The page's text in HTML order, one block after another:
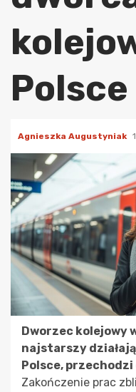
Polsce
Agnieszka Augustyniak
Dworzec kolejowy
najstarszy
Polsce,
Zakończenie prac